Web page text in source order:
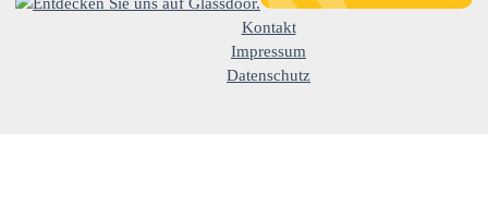
Kontakt
Impressum
Datenschutz